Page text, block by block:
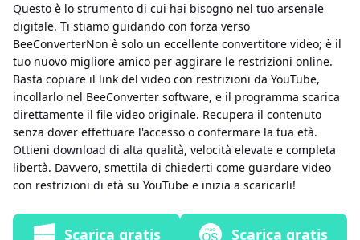
Questo è lo strumento di cui hai bisogno nel tuo arsenale
digitale. Ti stiamo guidando con forza verso
BeeConverterNon è solo un eccellente convertitore video; è il
tuo nuovo migliore amico per aggirare le restrizioni online.
Basta copiare il link del video con restrizioni da YouTube,
incollarlo nel BeeConverter software, e il programma scarica
direttamente il file video originale. Recupera il contenuto
senza dover effettuare l'accesso o confermare la tua età.
Ottieni download di alta qualità, velocità elevate e completa
libertà. Davvero, smettila di chiederti come guardare video
con restrizioni di età su YouTube e inizia a scaricarli!
Scarica gratis Scarica gratis